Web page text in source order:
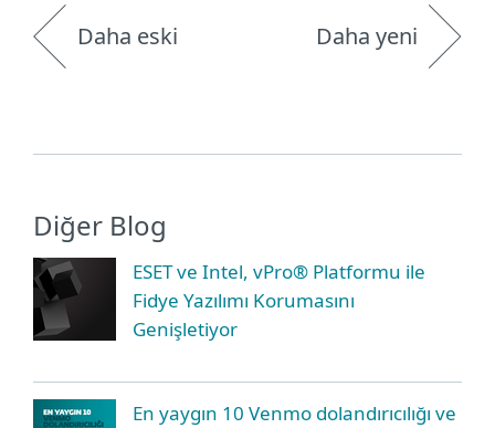
Daha eski Daha yeni
Diğer Blog
ESET ve Intel, vPro® Platformu ile
Fidye Yazılımı Korumasını
Genişletiyor
En yaygın 10 Venmo dolandırıcılığı ve